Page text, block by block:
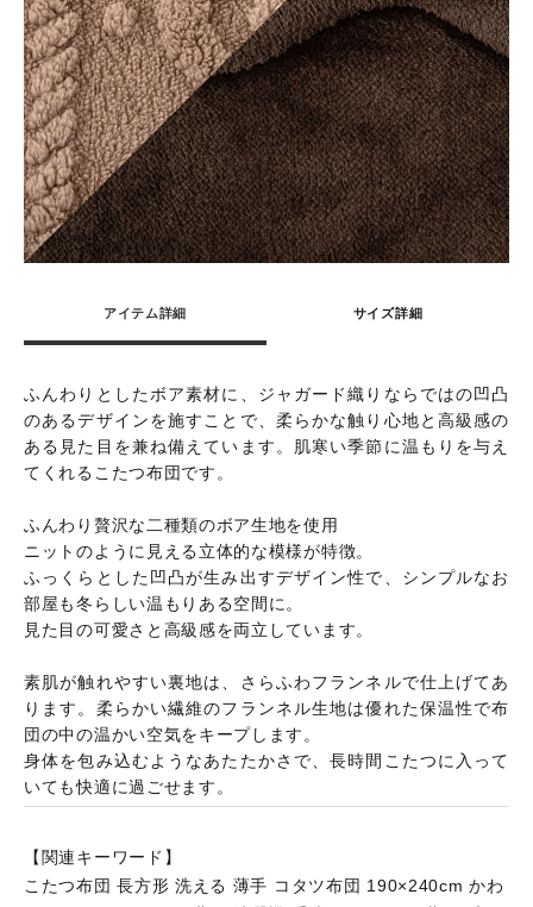
アイテム詳細 サイズ詳細
ふんわりとしたボア素材に、ジャガード織りならではの凹凸
のあるデザインを施すことで、柔らかな触り心地と高級感の
ある見た目を兼ね備えています。肌寒い季節に温もりを与え
てくれるこたつ布団です。
ふんわり贅沢な二種類のボア生地を使用
ニットのように見える立体的な模様が特徴。
ふっくらとした凹凸が生み出すデザイン性で、シンプルなお
部屋も冬らしい温もりある空間に。
見た目の可愛さと高級感を両立しています。
素肌が触れやすい裏地は、さらふわフランネルで仕上げてあ
ります。柔らかい繊維のフランネル生地は優れた保温性で布
団の中の温かい空気をキープします。
身体を包み込むようなあたたかさで、長時間こたつに入って
いても快適に過ごせます。
【関連キーワード】
こたつ布団 長方形 洗える 薄手 コタツ布団 190×240cm かわ